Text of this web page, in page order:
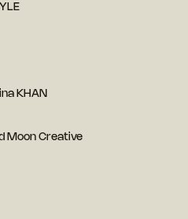
KHAN
Moon Creative